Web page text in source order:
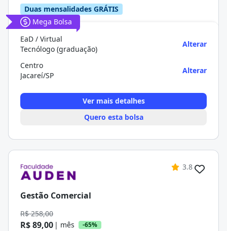
Duas mensalidades GRÁTIS
Mega Bolsa
EaD / Virtual
Tecnólogo (graduação)
Alterar
Centro
Jacareí/SP
Alterar
Ver mais detalhes
Quero esta bolsa
3.8
Gestão Comercial
R$ 258,00
R$ 89,00 | mês -65%